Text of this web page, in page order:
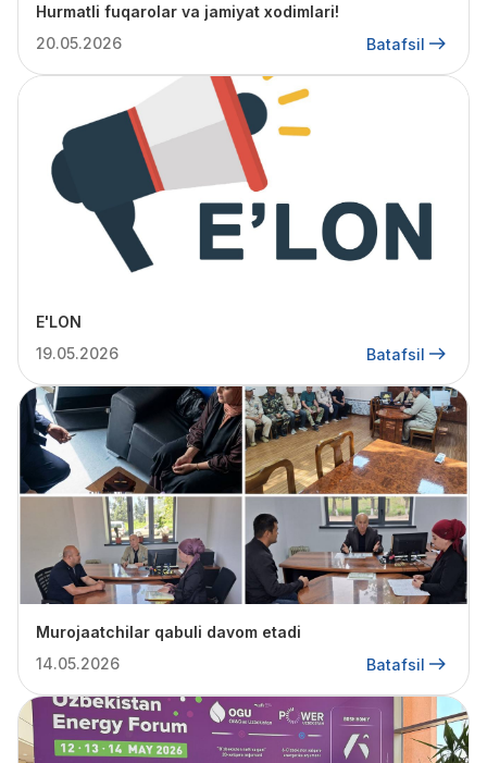
Hurmatli fuqarolar va jamiyat xodimlari!
20.05.2026
Batafsil
E'LON
19.05.2026
Batafsil
Murojaatchilar qabuli davom etadi
14.05.2026
Batafsil